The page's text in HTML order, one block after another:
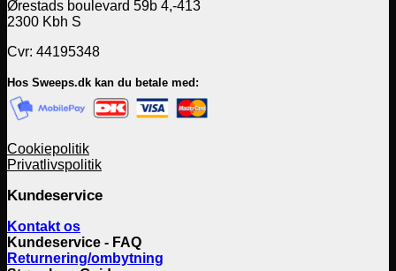
Ørestads boulevard 59b 4,-413
2300 Kbh S
Cvr: 44195348
Hos Sweeps.dk kan du betale med:
Cookiepolitik
Privatlivspolitik
Kundeservice
Kontakt os
Kundeservice - FAQ
Returnering/ombytning